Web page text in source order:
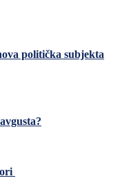
politička subjekta